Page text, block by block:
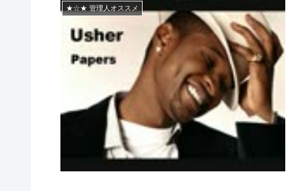
★☆★ 管理人オススメ